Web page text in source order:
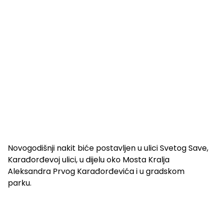
Novogodišnji nakit biće postavljen u ulici Svetog Save,
Karađorđevoj ulici, u dijelu oko Mosta Kralja
Aleksandra Prvog Karađorđevića i u gradskom
parku.